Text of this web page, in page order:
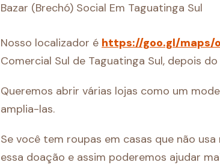
Bazar (Brechó) Social Em Taguatinga Sul
Nosso localizador é https://goo.gl/maps/
Comercial Sul de Taguatinga Sul, depois
Queremos abrir várias lojas como um
amplia-las.
Se você tem roupas em casas que não
essa doação e assim poderemos ajudar